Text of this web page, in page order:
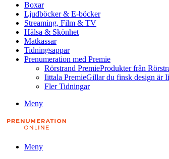
Boxar
Ljudböcker & E-böcker
Streaming, Film & TV
Hälsa & Skönhet
Matkassar
Tidningsappar
Prenumeration med Premie
Rörstrand PremieProdukter från
Iittala PremieGillar du finsk design är
Fler Tidningar
Meny
Meny